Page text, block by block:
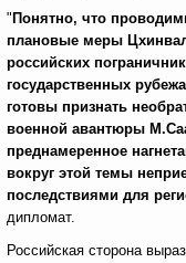
" Понятно, что
плановые меры
российских
государственных
готовы признать
военной авантюры
преднамеренное
вокруг этой темы
последствиями для
дипломат.
Российская сторона